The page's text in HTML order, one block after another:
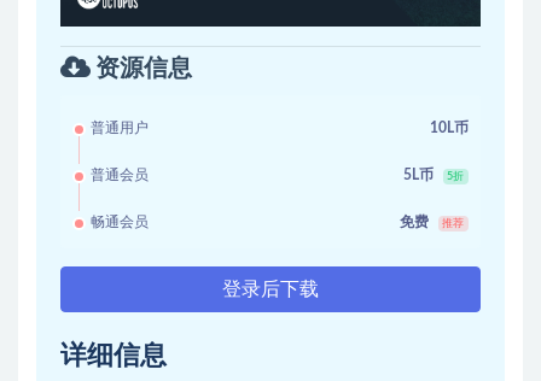
资源信息
普通用户 10L币
普通会员 5L币 5折
畅通会员 免费 推荐
登录后下载
详细信息